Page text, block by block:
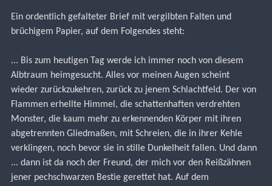
Ein ordentlich gefalteter Brief mit vergilbten Falten und
brüchigem Papier, auf dem Folgendes steht:
... Bis zum heutigen Tag werde ich immer noch von diesem
Albtraum heimgesucht. Alles vor meinen Augen scheint
wieder zurückzukehren, zurück zu jenem Schlachtfeld. Der von
Flammen erhellte Himmel, die schattenhaften verdrehten
Monster, die kaum mehr zu erkennenden Körper mit ihren
abgetrennten Gliedmaßen, mit Schreien, die in ihrer Kehle
verklingen, noch bevor sie in stille Dunkelheit fallen. Und dann
... dann ist da noch der Freund, der mich vor den Reißzähnen
jener pechschwarzen Bestie gerettet hat. Auf dem